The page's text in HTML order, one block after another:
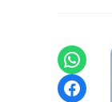
Share on
Share on